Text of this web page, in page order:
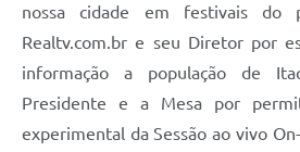
nossa cidade em festivais do
Realtv.com.br e seu Diretor por
informação a população de
Presidente e a Mesa por
experimental da Sessão ao vivo